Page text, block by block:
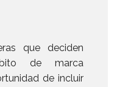
que deciden
de marca
de incluir